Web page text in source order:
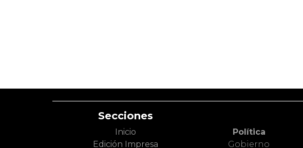
Secciones
Inicio
Edición Impresa
Política
Gobierno